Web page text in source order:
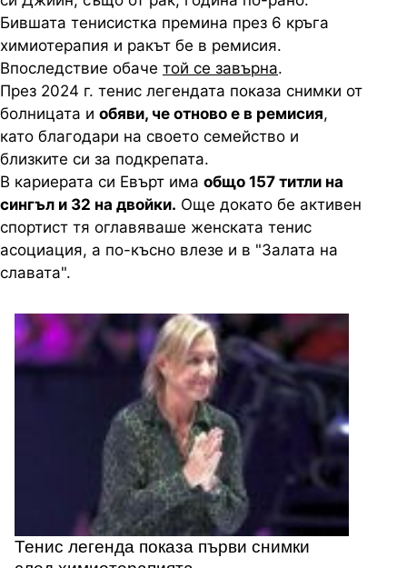
Бившата тенисистка премина през 6 кръга
химиотерапия и ракът бе в ремисия.
Впоследствие обаче той се завърна.
През 2024 г. тенис легендата показа снимки от
болницата и обяви, че отново е в ремисия,
като благодари на своето семейство и
близките си за подкрепата.
В кариерата си Евърт има общо 157 титли на
сингъл и 32 на двойки. Още докато бе активен
спортист тя оглавяваше женската тенис
асоциация, а по-късно влезе и в "Залата на
славата".
Тенис легенда показа първи снимки